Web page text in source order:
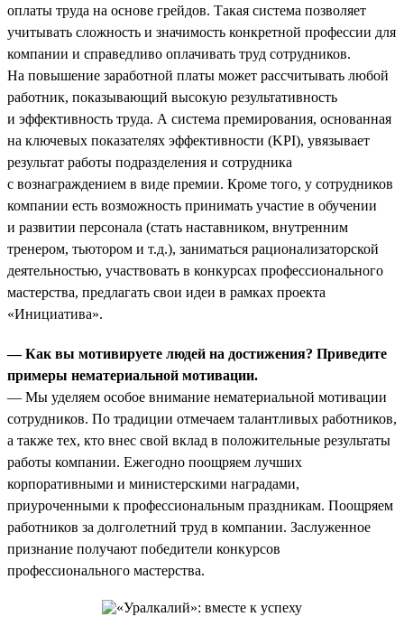
оплаты труда на основе грейдов. Такая система позволяет
учитывать сложность и значимость конкретной профессии для
компании и справедливо оплачивать труд сотрудников.
На повышение заработной платы может рассчитывать любой
работник, показывающий высокую результативность
и эффективность труда. А система премирования, основанная
на ключевых показателях эффективности (KPI), увязывает
результат работы подразделения и сотрудника
с вознаграждением в виде премии. Кроме того, у сотрудников
компании есть возможность принимать участие в обучении
и развитии персонала (стать наставником, внутренним
тренером, тьютором и т.д.), заниматься рационализаторской
деятельностью, участвовать в конкурсах профессионального
мастерства, предлагать свои идеи в рамках проекта
«Инициатива».
— Как вы мотивируете людей на достижения? Приведите
примеры нематериальной мотивации.
— Мы уделяем особое внимание нематериальной мотивации
сотрудников. По традиции отмечаем талантливых работников,
а также тех, кто внес свой вклад в положительные результаты
работы компании. Ежегодно поощряем лучших
корпоративными и министерскими наградами,
приуроченными к профессиональным праздникам. Поощряем
работников за долголетний труд в компании. Заслуженное
признание получают победители конкурсов
профессионального мастерства.